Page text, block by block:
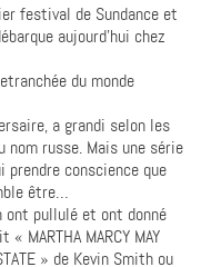
festival de Sundance et
aujourd’hui chez
du monde
a grandi selon les
nom russe. Mais une série
prendre conscience que
être…
ont pullulé et ont donné
MARTHA MARCY MAY
» de Kevin Smith ou